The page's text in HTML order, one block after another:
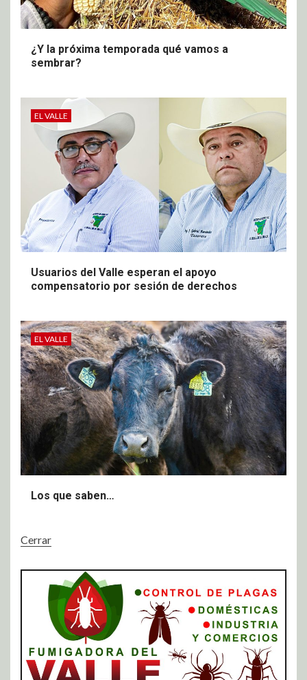
¿Y la próxima temporada qué vamos a
sembrar?
EL VALLE
Usuarios del Valle esperan el apoyo
compensatorio por sesión de derechos
EL VALLE
Los que saben…
Cerrar